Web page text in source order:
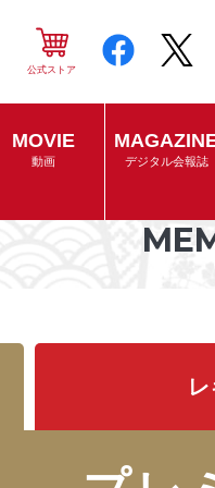
公式ストア
MOVIE
動画 デジタル会報誌